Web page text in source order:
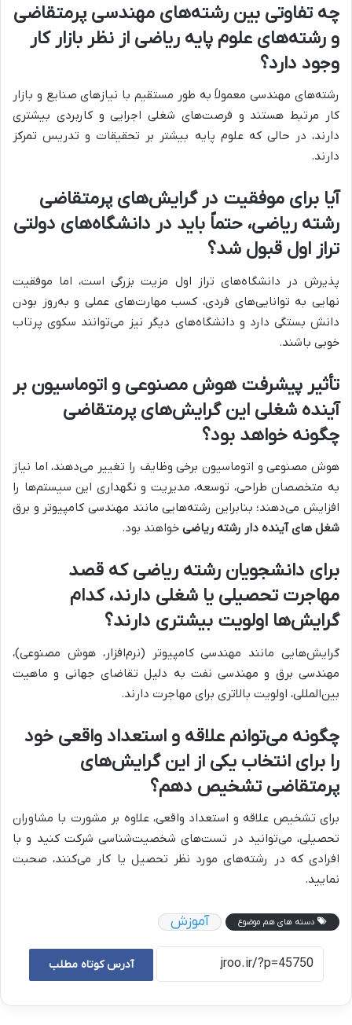
چه تفاوتی بین رشته‌های مهندسی پرمتقاضی
و رشته‌های علوم پایه ریاضی از نظر بازار کار
وجود دارد؟
رشته‌های مهندسی معمولاً به طور مستقیم با نیازهای صنایع و بازار
کار مرتبط هستند و فرصت‌های شغلی اجرایی و کاربردی بیشتری
دارند، در حالی که علوم پایه بیشتر بر تحقیقات و تدریس تمرکز
دارند.
آیا برای موفقیت در گرایش‌های پرمتقاضی
رشته ریاضی، حتماً باید در دانشگاه‌های دولتی
تراز اول قبول شد؟
پذیرش در دانشگاه‌های تراز اول مزیت بزرگی است، اما موفقیت
نهایی به توانایی‌های فردی، کسب مهارت‌های عملی و به‌روز بودن
دانش بستگی دارد و دانشگاه‌های دیگر نیز می‌توانند سکوی پرتاب
خوبی باشند.
تأثیر پیشرفت هوش مصنوعی و اتوماسیون بر
آینده شغلی این گرایش‌های پرمتقاضی
چگونه خواهد بود؟
هوش مصنوعی و اتوماسیون برخی وظایف را تغییر می‌دهند، اما نیاز
به متخصصان طراحی، توسعه، مدیریت و نگهداری این سیستم‌ها را
افزایش می‌دهند؛ بنابراین رشته‌هایی مانند مهندسی کامپیوتر و برق
شغل های آینده دار رشته ریاضی خواهند بود.
برای دانشجویان رشته ریاضی که قصد
مهاجرت تحصیلی یا شغلی دارند، کدام
گرایش‌ها اولویت بیشتری دارند؟
گرایش‌هایی مانند مهندسی کامپیوتر (نرم‌افزار، هوش مصنوعی)،
مهندسی برق و مهندسی نفت به دلیل تقاضای جهانی و ماهیت
بین‌المللی، اولویت بالاتری برای مهاجرت دارند.
چگونه می‌توانم علاقه و استعداد واقعی خود
را برای انتخاب یکی از این گرایش‌های
پرمتقاضی تشخیص دهم؟
برای تشخیص علاقه و استعداد واقعی، علاوه بر مشورت با مشاوران
تحصیلی، می‌توانید در تست‌های شخصیت‌شناسی شرکت کنید و با
افرادی که در رشته‌های مورد نظر تحصیل یا کار می‌کنند، صحبت
نمایید.
دسته های هم موضوع آموزش
آدرس کوتاه مطلب